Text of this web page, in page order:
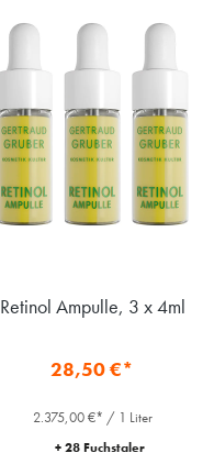
Retinol Ampulle, 3 x 4ml
28,50 €*
2.375,00 €* / 1 Liter
+ 28 Fuchstaler